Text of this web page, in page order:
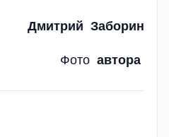
Дмитрий Заборин
Фото автора